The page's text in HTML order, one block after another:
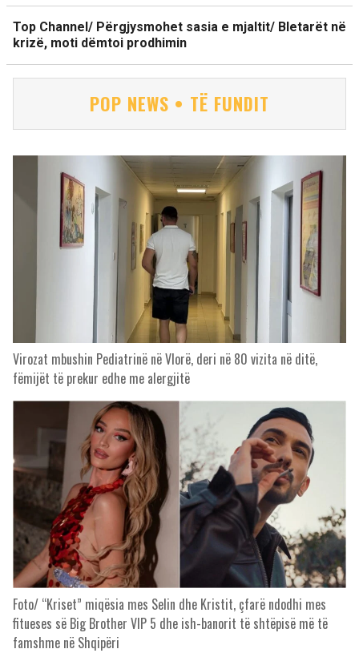
Top Channel/ Përgjysmohet sasia e mjaltit/ Bletarët në
krizë, moti dëmtoi prodhimin
POP NEWS • TË FUNDIT
Virozat mbushin Pediatrinë në Vlorë, deri në 80 vizita në ditë,
fëmijët të prekur edhe me alergjitë
Foto/ “Kriset” miqësia mes Selin dhe Kristit, çfarë ndodhi mes
fitueses së Big Brother VIP 5 dhe ish-banorit të shtëpisë më të
famshme në Shqipëri